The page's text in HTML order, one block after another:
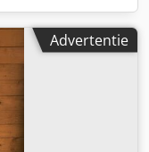
Advertentie